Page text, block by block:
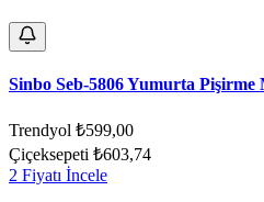
Sinbo Seb-5806 Yumurta Pişirme
Trendyol ₺599,00
Çiçeksepeti ₺603,74
2 Fiyatı İncele